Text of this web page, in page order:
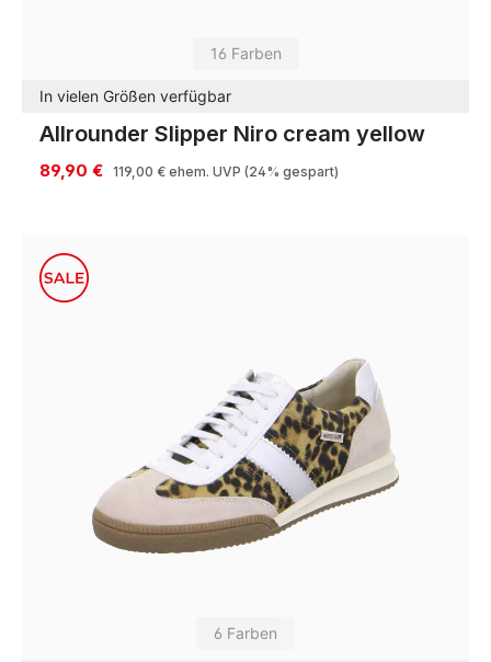
16 Farben
In vielen Größen verfügbar
Allrounder Slipper Niro cream yellow
89,90 € 119,00 € ehem. UVP (24% gespart)
6 Farben